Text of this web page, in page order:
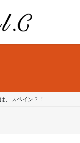
、スペイン？！